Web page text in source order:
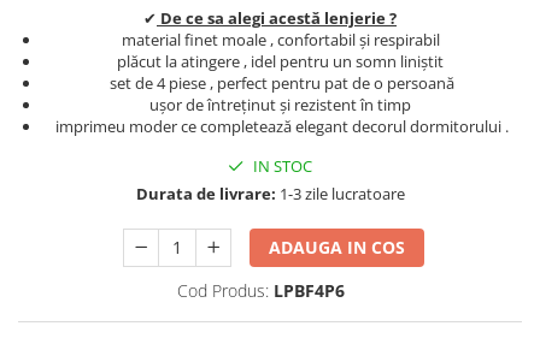
Set Lenjerie De Pat, 7 Piese, Cu
Pilota / Cuvertura Inclusa
Set Lenjerie De Pat Jacquard Regal,
11 Piese, Cuvertura Inclusa
Lenjerii Damasc Egiptean King Size
Lenjerii De Pat, Finet Premium, 1
Lenjerii De Pat Damasc 1 Persoana
Lenjerii De Pat, Imprimeu 3D, 1
✔ De ce sa alegi acestă lenjerie ?
material finet moale , confortabil și respirabil
plăcut la atingere , idel pentru un somn liniștit
set de 4 piese , perfect pentru pat de o persoană
ușor de întreținut și rezistent în timp
imprimeu moder ce completează elegant decorul dormitorului .
IN STOC
Durata de livrare: 1-3 zile lucratoare
ADAUGA IN COS
Cod Produs: LPBF4P6